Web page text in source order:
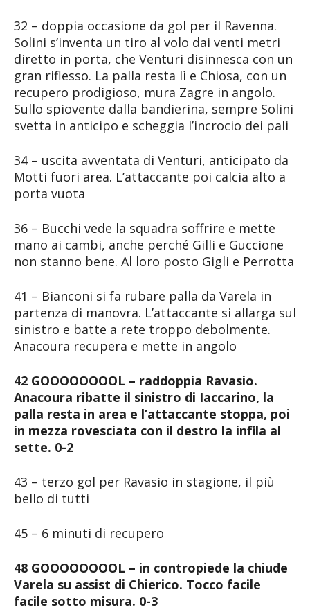
32 – doppia occasione da gol per il Ravenna.
Solini s’inventa un tiro al volo dai venti metri
diretto in porta, che Venturi disinnesca con un
gran riflesso. La palla resta lì e Chiosa, con un
recupero prodigioso, mura Zagre in angolo.
Sullo spiovente dalla bandierina, sempre Solini
svetta in anticipo e scheggia l’incrocio dei pali
34 – uscita avventata di Venturi, anticipato da
Motti fuori area. L’attaccante poi calcia alto a
porta vuota
36 – Bucchi vede la squadra soffrire e mette
mano ai cambi, anche perché Gilli e Guccione
non stanno bene. Al loro posto Gigli e Perrotta
41 – Bianconi si fa rubare palla da Varela in
partenza di manovra. L’attaccante si allarga sul
sinistro e batte a rete troppo debolmente.
Anacoura recupera e mette in angolo
42 GOOOOOOOOL – raddoppia Ravasio.
Anacoura ribatte il sinistro di Iaccarino, la
palla resta in area e l’attaccante stoppa, poi
in mezza rovesciata con il destro la infila al
sette. 0-2
43 – terzo gol per Ravasio in stagione, il più
bello di tutti
45 – 6 minuti di recupero
48 GOOOOOOOOL – in contropiede la chiude
Varela su assist di Chierico. Tocco facile
facile sotto misura. 0-3